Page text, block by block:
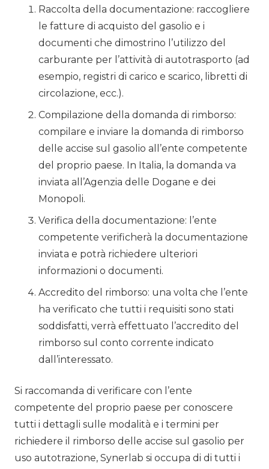
Raccolta della documentazione: raccogliere
le fatture di acquisto del gasolio e i
documenti che dimostrino l’utilizzo del
carburante per l’attività di autotrasporto (ad
esempio, registri di carico e scarico, libretti di
circolazione, ecc.).
Compilazione della domanda di rimborso:
compilare e inviare la domanda di rimborso
delle accise sul gasolio all’ente competente
del proprio paese. In Italia, la domanda va
inviata all’Agenzia delle Dogane e dei
Monopoli.
Verifica della documentazione: l’ente
competente verificherà la documentazione
inviata e potrà richiedere ulteriori
informazioni o documenti.
Accredito del rimborso: una volta che l’ente
ha verificato che tutti i requisiti sono stati
soddisfatti, verrà effettuato l’accredito del
rimborso sul conto corrente indicato
dall’interessato.
Si raccomanda di verificare con l’ente
competente del proprio paese per conoscere
tutti i dettagli sulle modalità e i termini per
richiedere il rimborso delle accise sul gasolio per
uso autotrazione, Synerlab si occupa di di tutti i